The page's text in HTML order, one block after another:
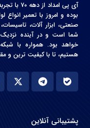
آی پی
بوده و امروز با تعمیر
صنعتی، ابزار آلات،
شما است و در آینده نزدیک
خواهد بود. همواره با
هستیم، تا با کیفیت ترین و
پشتیبانی آنلاین